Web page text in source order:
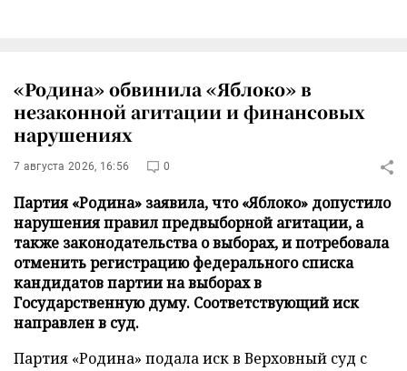
«Родина» обвинила «Яблоко» в
незаконной агитации и финансовых
нарушениях
7 августа 2026, 16:56 0
Партия «Родина» заявила, что «Яблоко» допустило
нарушения правил предвыборной агитации, а
также законодательства о выборах, и потребовала
отменить регистрацию федерального списка
кандидатов партии на выборах в
Государственную думу. Соответствующий иск
направлен в суд.
Партия «Родина» подала иск в Верховный суд с